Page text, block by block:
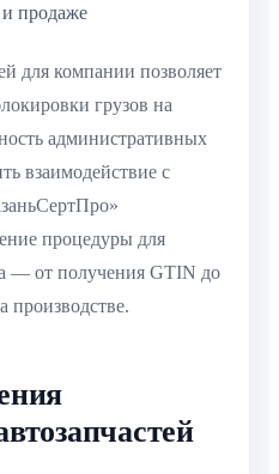
продаже
для компании позволяет
грузов на
административных
взаимодействие с
процедуры для
— от получения GTIN до
производстве.